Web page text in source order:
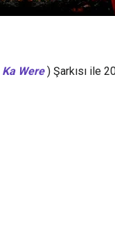
Ka Were ) Şarkısı ile